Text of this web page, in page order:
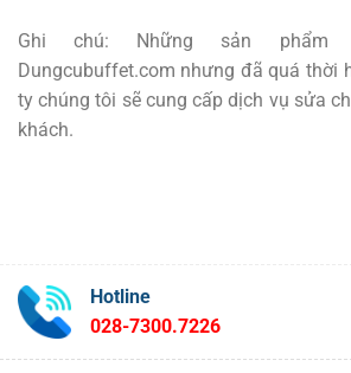
Ghi chú: Những sản
Dungcubuffet.com nhưng đã quá thời
ty chúng tôi sẽ cung cấp dịch vụ sửa
khách.
Hotline
028-7300.7226